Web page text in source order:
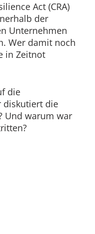
Act (CRA)
der
Unternehmen
Wer damit noch
in Zeitnot
die
diskutiert die
Und warum war